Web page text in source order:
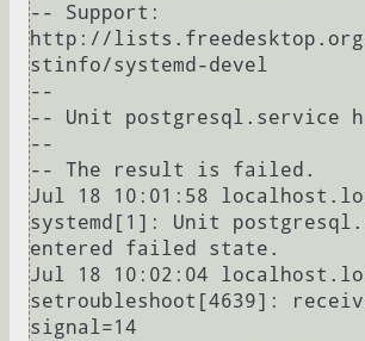
-- Support:
http://
stinfo/systemd-devel
--
-- Unit postgresql.service
--
-- The result is failed.
Jul 18 10:01:58
systemd[1]: Unit
entered failed state.
Jul 18 10:02:04
setroubleshoot[4639]:
signal=14